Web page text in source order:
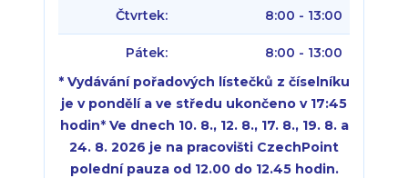
Čtvrtek: 8:00 - 13:00
Pátek:
8:00 - 13:00
* Vydávání pořadových lístečků z číselníku
je v pondělí a ve středu ukončeno v 17:45
hodin* Ve dnech 10. 8., 12. 8., 17. 8., 19. 8. a
24. 8. 2026 je na pracovišti CzechPoint
polední pauza od 12.00 do 12.45 hodin.